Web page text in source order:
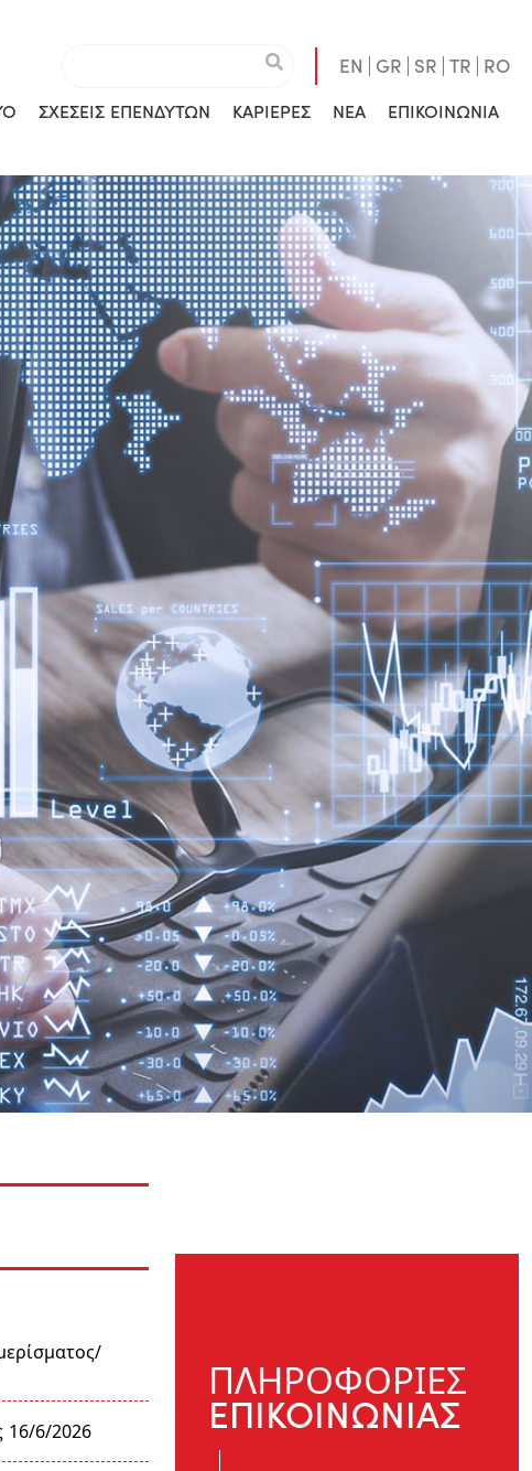
EN GR SR TR RO
ΣΧΕΣΕΙΣ ΕΠΕΝΔΥΤΩΝ ΚΑΡΙΕΡΕΣ ΝΕΑ ΕΠΙΚΟΙΝΩΝΙΑ
16/6/2026
ΠΛΗΡΟΦΟΡΙΕΣ
ΕΠΙΚΟΙΝΩΝΙΑΣ